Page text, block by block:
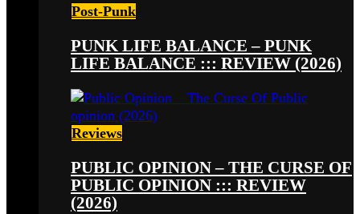
Post-Punk
PUNK LIFE BALANCE – PUNK
LIFE BALANCE ::: REVIEW (2026)
Reviews
PUBLIC OPINION – THE CURSE OF
PUBLIC OPINION ::: REVIEW
(2026)